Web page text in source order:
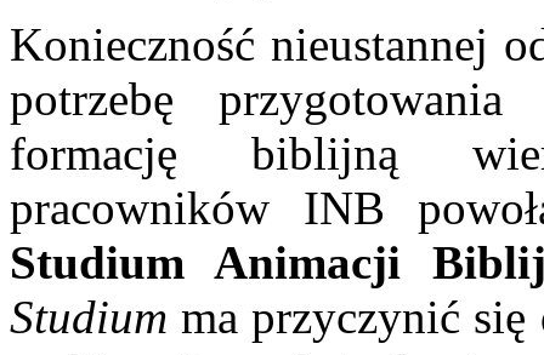
Konieczność nieustannej
potrzebę
formację biblijną
pracowników INB
Studium Animacji
Studium ma przyczynić